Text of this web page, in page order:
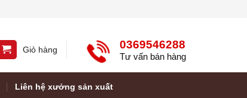
Giỏ hàng 0369546288
Tư vấn bán hàng
Liên hệ xưởng sản xuất